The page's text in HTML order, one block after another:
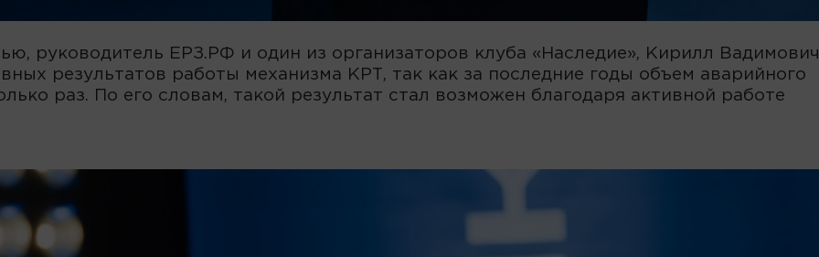
руководитель ЕРЗ.РФ и один из организаторов клуба «Наследие», Кирилл Вадимович
результатов работы механизма КРТ, так как за последние годы объем аварийного
раз. По его словам, такой результат стал возможен благодаря активной работе